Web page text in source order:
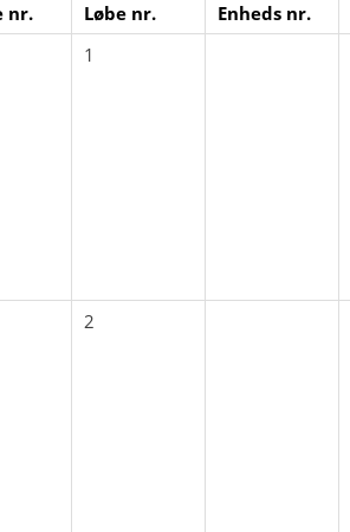
nr. Løbe nr. Enheds nr.
1
2